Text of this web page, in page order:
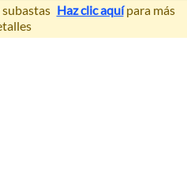
×
Haz clic aquípara más